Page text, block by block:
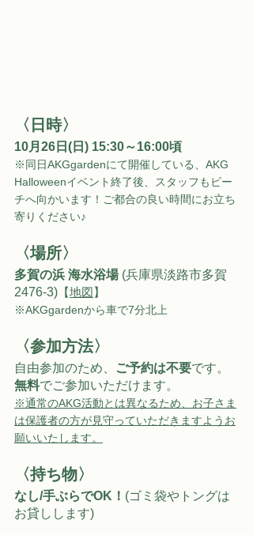
〈日時〉
10月26日(日) 15:30～16:00頃
※同日AKGgardenにて開催している、AKG
Halloweenイベント終了後、スタッフもビー
チへ向かいます！ご都合の良い時間にお立ち
寄りください♪
〈場所〉
多賀の浜 海水浴場 (兵庫県淡路市多賀
2476-3) 【地図】
※AKGgardenから車で7分北上
〈参加方法〉
自由参加のため、 ご予約は不要です。
無料でご参加いただけます。
※通常のAKG活動とは異なるため、お子さま
は保護者の方が見守っていただきますようお
願いいたします。
〈持ち物〉
なし/手ぶらでOK！ ﻿(ゴミ袋やトングは
お貸しします)